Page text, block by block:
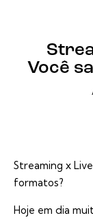
Você
Streaming x
formatos?
Hoje em dia